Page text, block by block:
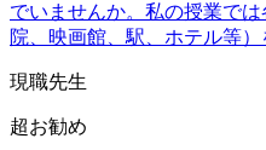
でいませんか。私の授業で
院、映画館、駅、ホテル等
現職先生
超お勧め